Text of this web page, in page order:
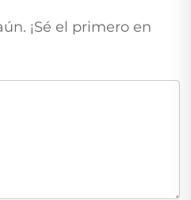
¡Sé el primero en